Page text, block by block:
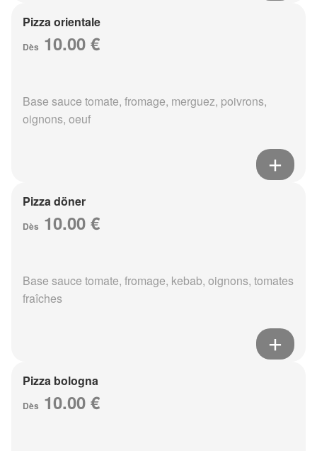
Pizza orientale
Dès 10.00 €
Base sauce tomate, fromage, merguez, poivrons,
oignons, oeuf
Pizza döner
Dès 10.00 €
Base sauce tomate, fromage, kebab, oignons, tomates
fraîches
Pizza bologna
Dès 10.00 €